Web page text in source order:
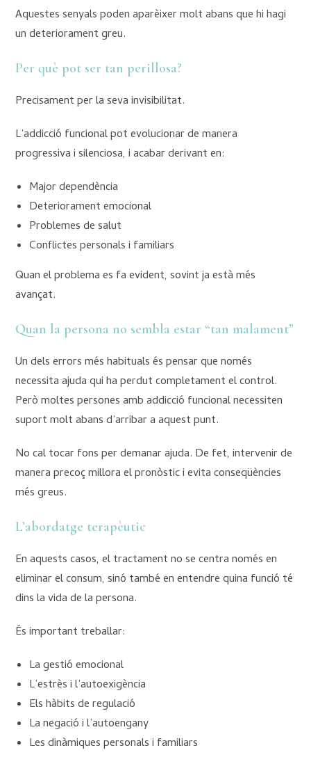
Aquestes senyals poden aparèixer molt abans que hi hagi
un deteriorament greu.
Per què pot ser tan perillosa?
Precisament per la seva invisibilitat.
L’addicció funcional pot evolucionar de manera
progressiva i silenciosa, i acabar derivant en:
Major dependència
Deteriorament emocional
Problemes de salut
Conflictes personals i familiars
Quan el problema es fa evident, sovint ja està més
avançat.
Quan la persona no sembla estar “tan malament”
Un dels errors més habituals és pensar que només
necessita ajuda qui ha perdut completament el control.
Però moltes persones amb addicció funcional necessiten
suport molt abans d’arribar a aquest punt.
No cal tocar fons per demanar ajuda. De fet, intervenir de
manera precoç millora el pronòstic i evita conseqüències
més greus.
L’abordatge terapèutic
En aquests casos, el tractament no se centra només en
eliminar el consum, sinó també en entendre quina funció té
dins la vida de la persona.
És important treballar:
La gestió emocional
L’estrès i l’autoexigència
Els hàbits de regulació
La negació i l’autoengany
Les dinàmiques personals i familiars